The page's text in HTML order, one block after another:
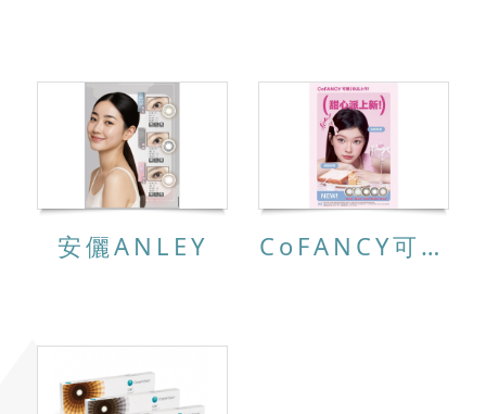
安儷ANLEY CoFANCY可糖